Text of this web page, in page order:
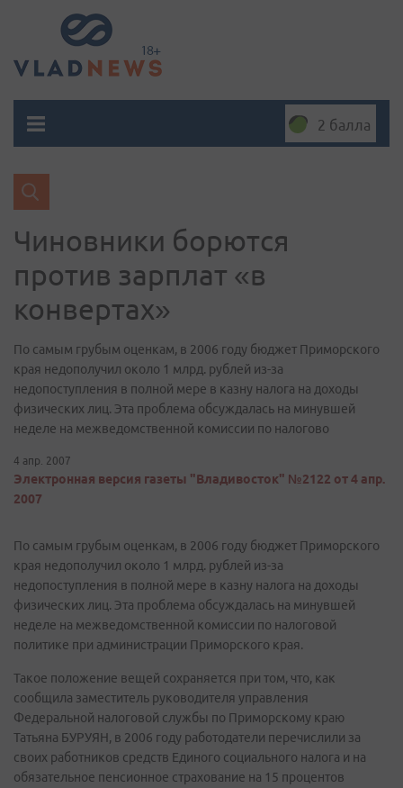
2 балла
Чиновники борются
против зарплат «в
конвертах»
По самым грубым оценкам, в 2006 году бюджет Приморского
края недополучил около 1 млрд. рублей из-за
недопоступления в полной мере в казну налога на доходы
физических лиц. Эта проблема обсуждалась на минувшей
неделе на межведомственной комиссии по налогово
4 апр. 2007
Электронная версия газеты "Владивосток" №2122 от 4 апр.
2007
По самым грубым оценкам, в 2006 году бюджет Приморского
края недополучил около 1 млрд. рублей из-за
недопоступления в полной мере в казну налога на доходы
физических лиц. Эта проблема обсуждалась на минувшей
неделе на межведомственной комиссии по налоговой
политике при администрации Приморского края.
Такое положение вещей сохраняется при том, что, как
сообщила заместитель руководителя управления
Федеральной налоговой службы по Приморскому краю
Татьяна БУРУЯН, в 2006 году работодатели перечислили за
своих работников средств Единого социального налога и на
обязательное пенсионное страхование на 15 процентов